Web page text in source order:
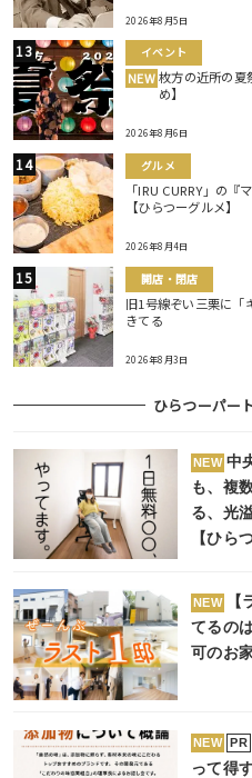
2026年8月5日
イベント
NEW 枚方の近所の夏
め】
2026年8月6日
グルメ
「IRU CURRY」の『
【ひらつーグルメ】
2026年8月4日
開店・閉店
旧1号線ぞい三栗に「
きてる
2026年8月3日
ひらつーパー
NEW 中
も、複
る、光
【ひら
NEW
てるの
可のお
NEW PR
って得